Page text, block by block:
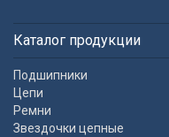
Каталог продукции
Подшипники
Цепи
Ремни
Звездочки цепные